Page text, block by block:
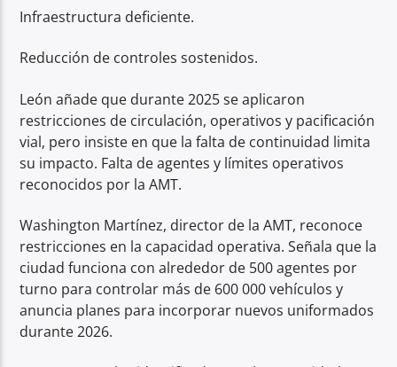
Infraestructura deficiente.
Reducción de controles sostenidos.
León añade que durante 2025 se aplicaron
restricciones de circulación, operativos y pacificación
vial, pero insiste en que la falta de continuidad limita
su impacto. Falta de agentes y límites operativos
reconocidos por la AMT.
Washington Martínez, director de la AMT, reconoce
restricciones en la capacidad operativa. Señala que la
ciudad funciona con alrededor de 500 agentes por
turno para controlar más de 600 000 vehículos y
anuncia planes para incorporar nuevos uniformados
durante 2026.